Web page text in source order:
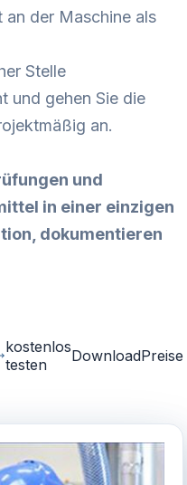
an der Maschine als
Stelle
und gehen Sie die
an.
und
in einer einzigen
dokumentieren
kostenlos
testen
DownloadPreise